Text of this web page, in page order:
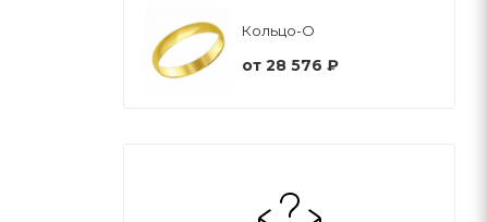
Кольцо-О
от 28 576 ₽